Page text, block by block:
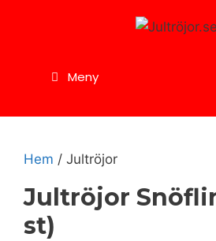
Meny
Hem / Jultröjor
Jultröjor
st)